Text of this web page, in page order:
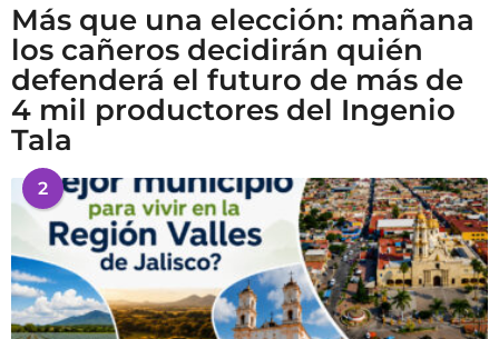
Más que una elección: mañana
los cañeros decidirán quién
defenderá el futuro de más de
4 mil productores del Ingenio
Tala
2